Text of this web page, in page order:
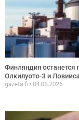
Финляндия останется
Олкилуото-3 и
gazeta.fi 04.08.2026